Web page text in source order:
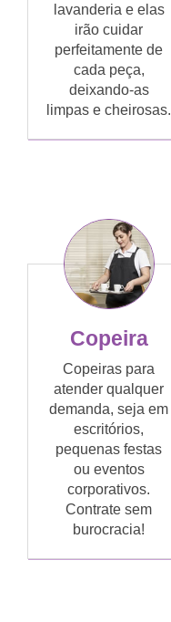
lavanderia e elas
irão cuidar
perfeitamente de
cada peça,
deixando-as
limpas e cheirosas.
Copeira
Copeiras para
atender qualquer
demanda, seja em
escritórios,
pequenas festas
ou eventos
corporativos.
Contrate sem
burocracia!